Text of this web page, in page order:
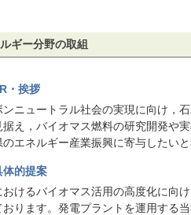
ギー分野の取組
・挨拶
ンニュートラル社会の実現に向け，
据え，バイオマス燃料の研究開発や
エネルギー産業振興に寄与したいと
体的提案
けるバイオマス活用の高度化に向
おります。発電プラントを運用する